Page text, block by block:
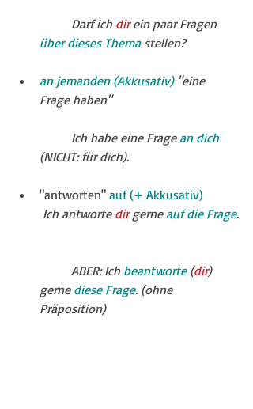
	Darf ich
dir ein paar Fragen
über dieses Thema stellen?
an jemanden (Akkusativ) "eine
Frage haben"
	Ich habe eine Frage
an dich
(NICHT: für dich).
"antworten" auf (+ Akkusativ)
Ich antworte dir gerne auf die Frage.
	ABER: Ich
beantworte (dir)
gerne diese Frage. (ohne
Präposition)